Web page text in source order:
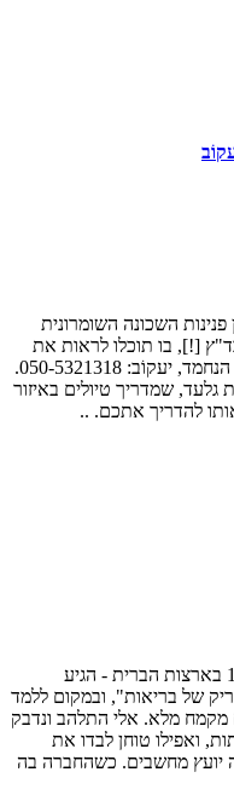
פנינות השכונה השומרונית
[!], בו תוכלו לראות את
השומשום נטחן ע"י בעל המקום השומרוני הנחמד, יעקוֹב: 050-5321318.
גלעד, שמדריך טיולים באיזור
להדריך אתכם. ..
כשהיה אלי סיידל ילד בן 13 בארצות הברית - הגיע
של בריאות", ובמקום ללמד
מקמח מלא. אלי התלהב ונדבק
ואפילו טוחן לבדו את
מחשבים. כשהחברה בה